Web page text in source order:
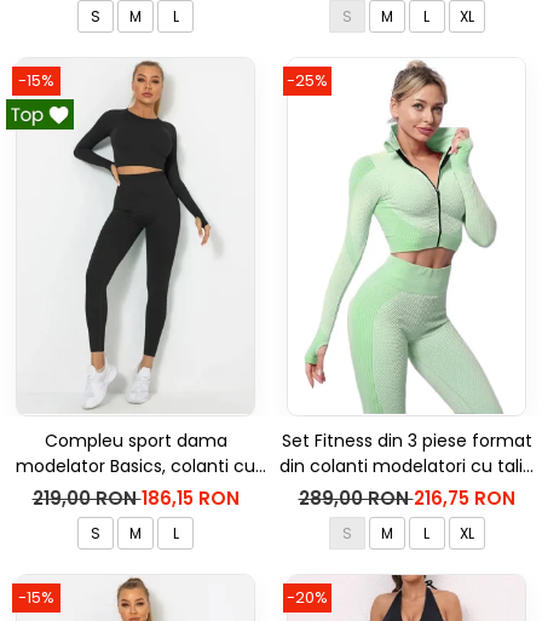
S
M L
S
M L XL
-15%
Compleu sport dama
modelator Basics, colanti cu
bluza, Negru
219,00 RON186,15 RON
S M L
-25%
Set Fitness din 3 piese format
din colanti modelatori cu talie
inalta, top si hanorac Ellite,
Verde Menta
289,00 RON216,75 RON
S M L XL
-15%
-20%